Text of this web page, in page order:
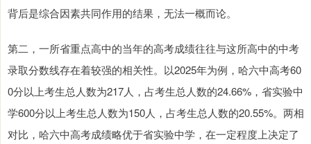
背后是综合因素共同作用的结果，无法一概而论。
第二，一所省重点高中的当年的高考成绩往往与这所高中的中考
录取分数线存在着较强的相关性。以2025年为例，哈六中高考60
0分以上考生总人数为217人，占考生总人数的24.66%，省实验中
学600分以上考生总人数为150人，占考生总人数的20.55%。两相
对比，哈六中高考成绩略优于省实验中学，在一定程度上决定了